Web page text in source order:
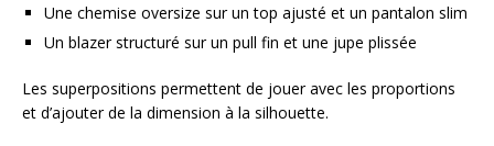
Une chemise oversize sur un top ajusté et un pantalon slim
Un blazer structuré sur un pull fin et une jupe plissée
Les superpositions permettent de jouer avec les proportions
et d’ajouter de la dimension à la silhouette.